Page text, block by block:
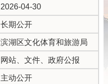
2026-04-30
长期公开
滨湖区文化体育和旅游局
网站、文件、政府公报
主动公开